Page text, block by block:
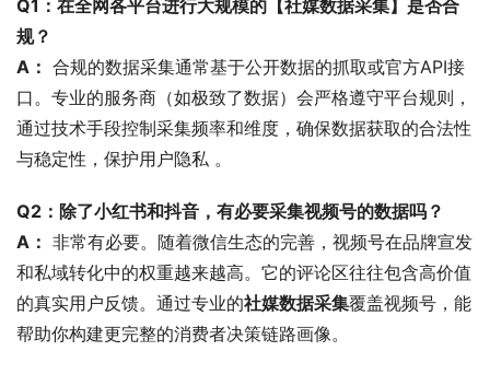
Q1：在全网各平台进行大规模的【社媒数据采集】是否合
规？
A： 合规的数据采集通常基于公开数据的抓取或官方API接
口。专业的服务商（如极致了数据）会严格遵守平台规则，
通过技术手段控制采集频率和维度，确保数据获取的合法性
与稳定性，保护用户隐私 。
Q2：除了小红书和抖音，有必要采集视频号的数据吗？
A： 非常有必要。随着微信生态的完善，视频号在品牌宣发
和私域转化中的权重越来越高。它的评论区往往包含高价值
的真实用户反馈。通过专业的社媒数据采集覆盖视频号，能
帮助你构建更完整的消费者决策链路画像。